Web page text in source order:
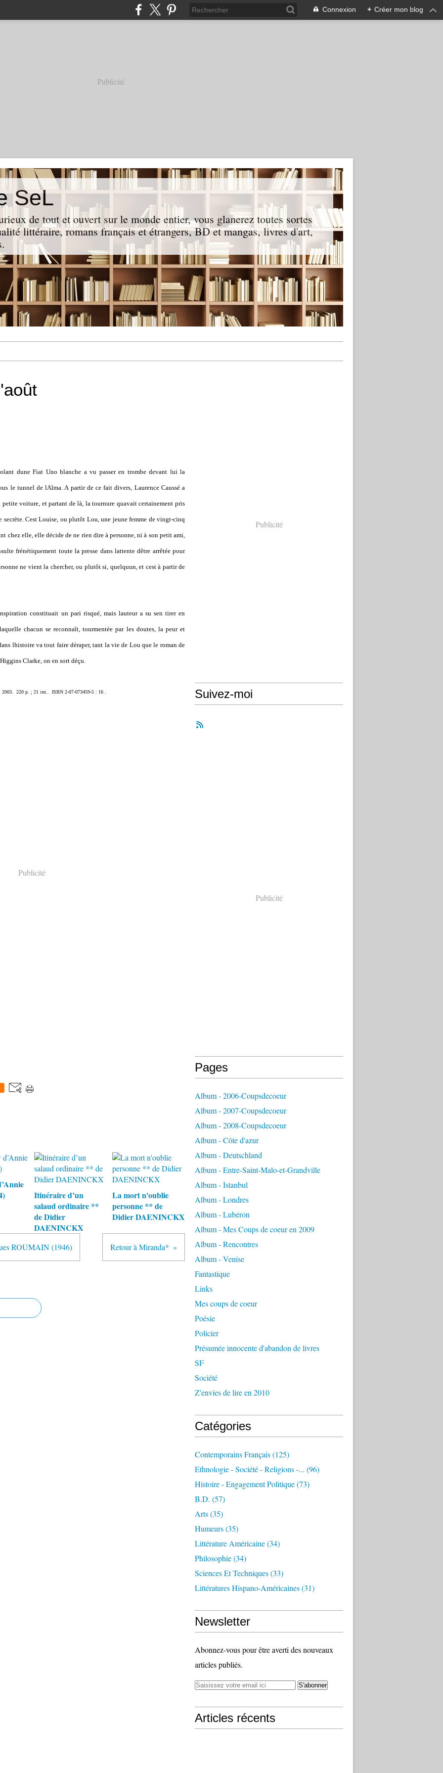
Connexion + Créer mon blog
Publicité
SeL
de tout et ouvert sur le monde entier, vous glanerez toutes sortes
littéraire, romans français et étrangers, BD et mangas, livres d'art,
dune Fiat Uno blanche a vu passer en trombe devant lui la
le tunnel de lAlma. A partir de ce fait divers, Laurence Caussé a
voiture, et partant de là, la tournure quavait certainement pris
Cest Louise, ou plutôt Lou, une jeune femme de vingt-cinq
chez elle, elle décide de ne rien dire à personne, ni à son petit ami,
frénétiquement toute la presse dans lattente dêtre arrêtée pour
ne vient la chercher, ou plutôt si, quelquun, et cest à partir de
constituait un pari risqué, mais lauteur a su sen tirer en
chacun se reconnaît, tourmentée par les doutes, la peur et
lhistoire va tout faire déraper, tant la vie de Lou que le roman de
Clarke, on en sort déçu.
 220 p. ; 21 cm..  ISBN 2-07-073459-5 : 16 .
Publicité
Itinéraire d’un
salaud ordinaire **
de Didier
DAENINCKX
La mort n'oublie
personne ** de
Didier DAENINCKX
ROUMAIN (1946) Retour à Miranda*
Publicité
Suivez-moi
Publicité
Pages
Album - 2006-Coupsdecoeur
Album - 2007-Coupsdecoeur
Album - 2008-Coupsdecoeur
Album - Côte d'azur
Album - Deutschland
Album - Entre-Saint-Malo-et-Grandville
Album - Istanbul
Album - Londres
Album - Lubéron
Album - Mes Coups de coeur en 2009
Album - Rencontres
Album - Venise
Fantastique
Links
Mes coups de coeur
Poésie
Policier
Présumée innocente d'abandon de livres
SF
Société
Z'envies de lire en 2010
Catégories
Contemporains Français(125)
Ethnologie - Société - Religions -... (96)
Histoire - Engagement Politique(73)
B.d. (57)
Arts(35)
Humeurs(35)
Littérature Américaine(34)
Philosophie(34)
Sciences Et Techniques(33)
Littératures Hispano-Américaines(31)
Newsletter
Abonnez-vous pour être averti des nouveaux
articles publiés.
Articles récents